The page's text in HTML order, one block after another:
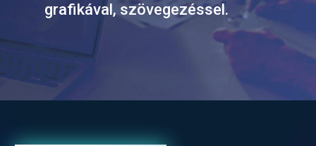
grafikával, szövegezéssel.